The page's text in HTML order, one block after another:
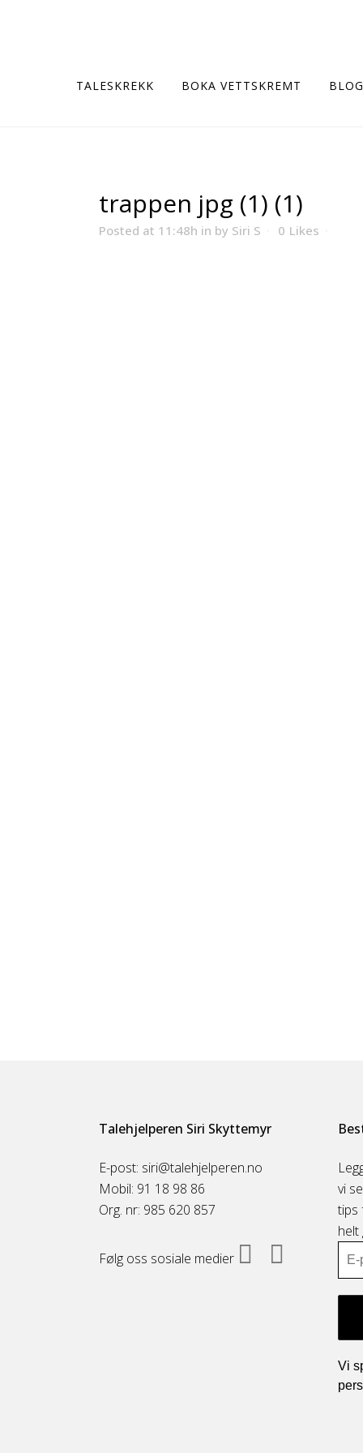
TALESKREKK BOKA VETTSKREMT
trappen jpg (1) (1)
Posted at 11:48h in by Siri S 0 Likes
Talehjelperen Siri Skyttemyr
E-post: siri@talehjelperen.no
Mobil: 91 18 98 86
Org. nr: 985 620 857
Følg oss sosiale medier
vi
tips
helt
Vi